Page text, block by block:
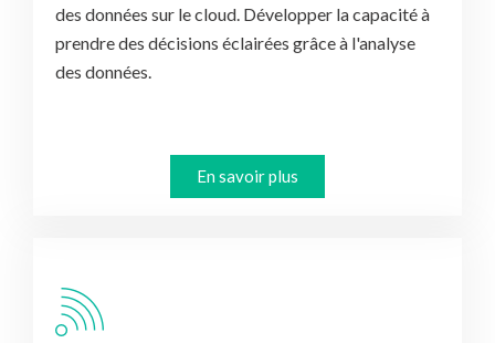
des données sur le cloud. Développer la capacité à
prendre des décisions éclairées grâce à l'analyse
des données.
En savoir plus